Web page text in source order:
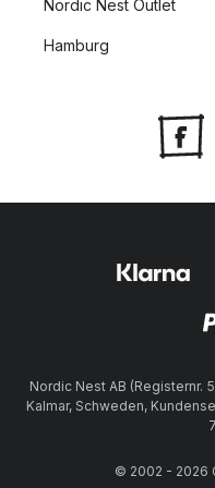
Nordic Nest Outlet
Hamburg
Nordic Nest AB
Kalmar, Schweden,
© 2002 - 2026